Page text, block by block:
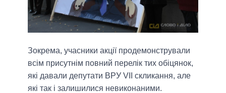
Зокрема, учасники акції продемонстрували
всім присутнім повний перелік тих обіцянок,
які давали депутати ВРУ VII скликання, але
які так і залишилися невиконаними.